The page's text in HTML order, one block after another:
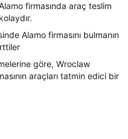
firmasında araç teslim
Alamo firmasını bulmanın
göre, Wroclaw
araçları tatmin edici bir